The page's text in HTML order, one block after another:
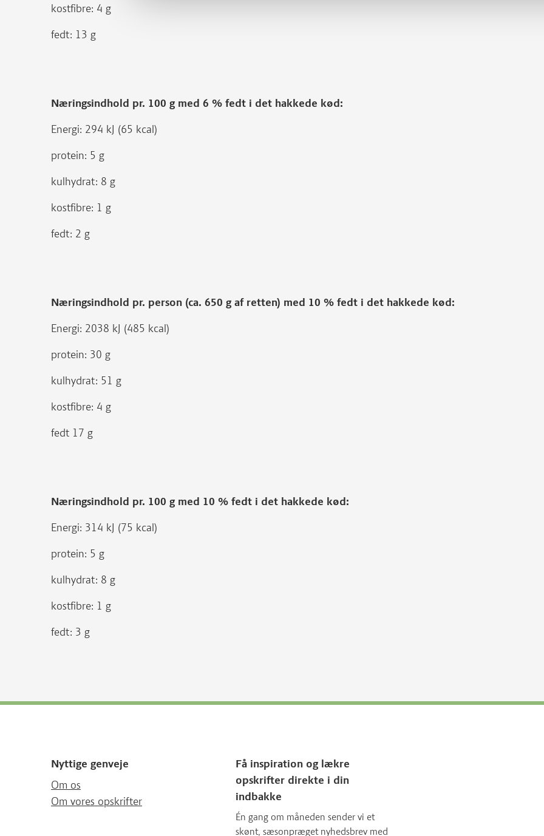
kostfibre: 4 g
fedt: 13 g
Næringsindhold pr. 100 g med 6 % fedt i det hakkede kød:
Energi: 294 kJ (65 kcal)
protein: 5 g
kulhydrat: 8 g
kostfibre: 1 g
fedt: 2 g
Næringsindhold pr. person (ca. 650 g af retten) med 10 % fedt i det hakkede kød:
Energi: 2038 kJ (485 kcal)
protein: 30 g
kulhydrat: 51 g
kostfibre: 4 g
fedt 17 g
Næringsindhold pr. 100 g med 10 % fedt i det hakkede kød:
Energi: 314 kJ (75 kcal)
protein: 5 g
kulhydrat: 8 g
kostfibre: 1 g
fedt: 3 g
Nyttige genveje
Om os
Om vores opskrifter
Få inspiration og lækre
opskrifter direkte i din
indbakke
Én gang om måneden sender vi et
skønt, sæsonpræget nyhedsbrev med